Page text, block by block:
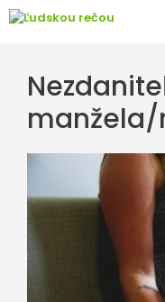
Preskočiť